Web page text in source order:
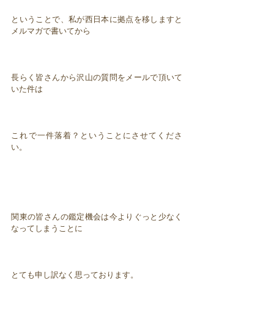
ということで、私が西日本に拠点を移しますと
メルマガで書いてから
長らく皆さんから沢山の質問をメールで頂いて
いた件は
これで一件落着？ということにさせてくださ
い。
関東の皆さんの鑑定機会は今よりぐっと少なく
なってしまうことに
とても申し訳なく思っております。